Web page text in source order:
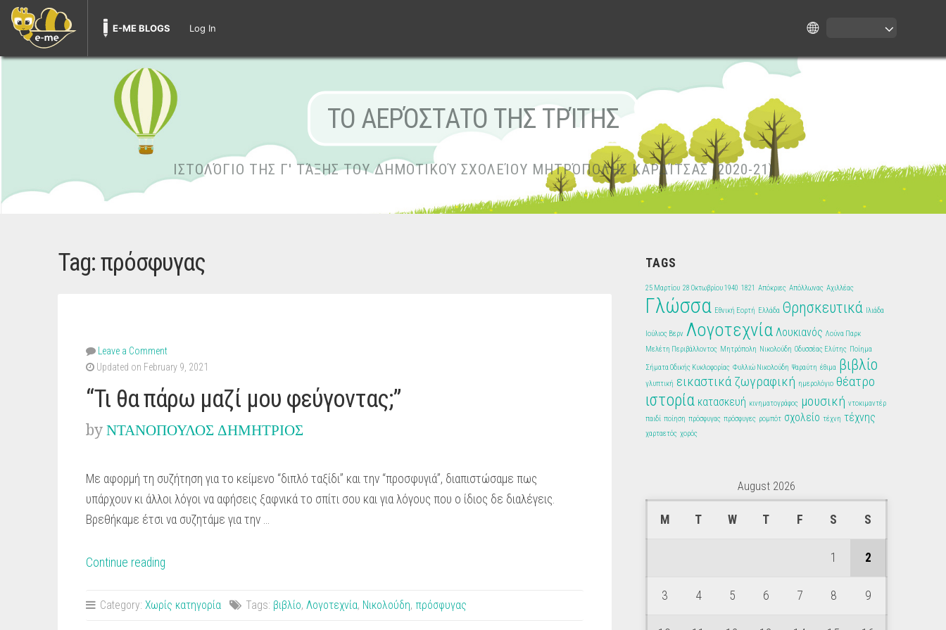
E-ME BLOGS Log In
ΤΟ ΑΕΡΌΣΤΑΤΟ ΤΗΣ ΤΡΊΤΗΣ
ΙΣΤΟΛΌΓΙΟ ΤΗΣ Γ' ΤΆΞΗΣ ΤΟΥ ΔΗΜΟΤΙΚΟΎ ΣΧΟΛΕΊΟΥ ΜΗΤΡΌΠΟΛΗΣ ΚΑΡΔΊΤΣΑΣ (2020-21)
Tag:πρόσφυγας
Leave a Comment
Updated on February 9, 2021
“Τι θα πάρω μαζί μου φεύγοντας;”
by ΝΤΑΝΟΠΟΥΛΟΣ ΔΗΜΗΤΡΙΟΣ
Με αφορμή τη συζήτηση για το κείμενο “διπλό ταξίδι” και την “προσφυγιά”, διαπιστώσαμε πως
υπάρχουν κι άλλοι λόγοι να αφήσεις ξαφνικά το σπίτι σου και για λόγους που ο ίδιος δε διαλέγεις.
Βρεθήκαμε έτσι να συζητάμε για την …
Continue reading
πάρω
Category: Χωρίς κατηγορία Tags: βιβλίο, Λογοτεχνία, Νικολούδη, πρόσφυγας
TAGS
25 Μαρτίου 28 Οκτωβρίου 1940 1821 Απόκριες Απόλλωνας Αχιλλέας
Γλώσσα Εθνική Εορτή Ελλάδα Θρησκευτικά Ιλιάδα
Ιούλιος Βερν Λογοτεχνία Λουκιανός Λούνα Παρκ
Μελέτη Περιβάλλοντος Μητρόπολη Νικολούδη Οδυσσέας Ελύτης Ποίημα
Σήματα Οδικής Κυκλοφορίας Φυλλιώ Νικολούδη Ψαραύτη έθιμα βιβλίο
γλυπτική εικαστικά ζωγραφική ημερολόγιο θέατρο
ιστορία κατασκευή κινηματογράφος μουσική ντοκιμαντέρ
παιδί ποίηση πρόσφυγας πρόσφυγες ρομπότ σχολείο τέχνη τέχνης
χαρταετός χορός
August 2026
M T W T F S S
1 2
3 4 5 6 7 8 9